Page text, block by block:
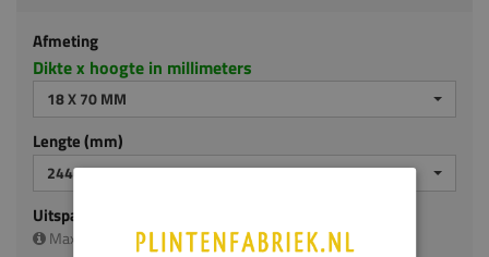
Afmeting
Dikte x hoogte in millimeters
18 X 70 MM
Lengte (mm)
2440 MM
Uitsparing
Maximale uitsparing is (diep/hoog):13 x 40 mm